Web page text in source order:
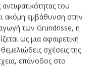
του
ακόμη εμβάθυνση στην
των Grundrisse, η
ως μια αφαιρετική
σχέσεις της
επάνοδος στο